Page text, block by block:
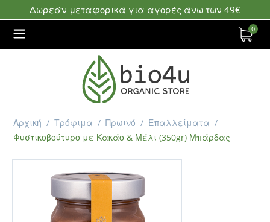
Δωρεάν μεταφορικά για αγορές άνω των 49€
0
Αρχική / Τρόφιμα / Πρωινό / Επαλλείματα /
Φυστικοβούτυρο με Κακάο & Μέλι (350gr) Μπάρδας